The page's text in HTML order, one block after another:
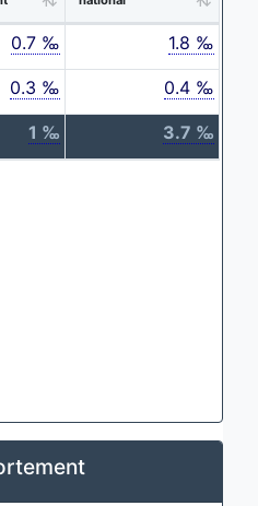
0.7 ‰ 1.8 ‰
0.3 ‰ 0.4 ‰
1 ‰ 3.7 ‰